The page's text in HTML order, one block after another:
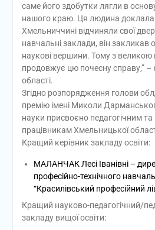
саме його здобутки лягли в
нашого краю. Ця людина доклала
Хмельниччині відчиняли свої
навчальні заклади, він закликав
наукові вершини. Тому з великою
продовжує цю почесну справу,” –
області.
Згідно розпорядження голови
премію імені Миколи
науки присвоєно педагогічним
працівникам Хмельницької
Кращий керівник закладу освіти:
МАЛАНЧАК Лесі Іванівні –
професійно-технічного
“Красилівський професійний
Кращий науково-педагогічний/
закладу вищої освіти: